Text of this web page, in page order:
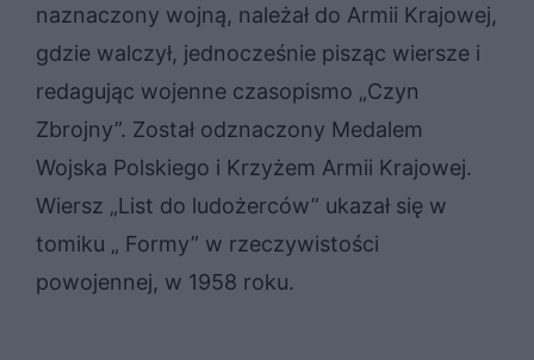
naznaczony wojną, należał do Armii Krajowej,
gdzie walczył, jednocześnie pisząc wiersze i
redagując wojenne czasopismo „Czyn
Zbrojny”. Został odznaczony Medalem
Wojska Polskiego i Krzyżem Armii Krajowej.
Wiersz „List do ludożerców” ukazał się w
tomiku „ Formy” w rzeczywistości
powojennej, w 1958 roku.